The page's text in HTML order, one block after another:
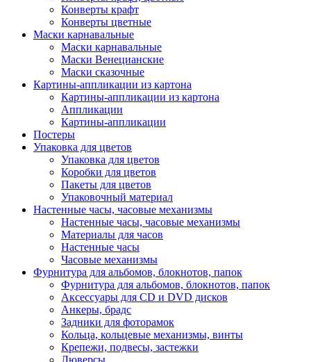
Конверты крафт
Конверты цветные
Маски карнавальные
Маски карнавальные
Маски Венецианские
Маски сказочные
Картины-аппликации из картона
Картины-аппликации из картона
Аппликации
Картины-аппликации
Постеры
Упаковка для цветов
Упаковка для цветов
Коробки для цветов
Пакеты для цветов
Упаковочный материал
Настенные часы, часовые механизмы
Настенные часы, часовые механизмы
Материалы для часов
Настенные часы
Часовые механизмы
Фурнитура для альбомов, блокнотов, папок
Фурнитура для альбомов, блокнотов, папок
Аксессуары для CD и DVD дисков
Анкеры, брадс
Задники для фоторамок
Кольца, кольцевые механизмы, винты
Крепежи, подвесы, застежки
Люверсы